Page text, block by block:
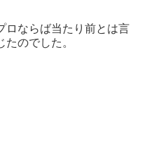
ロならば当たり前とは言
のでした。